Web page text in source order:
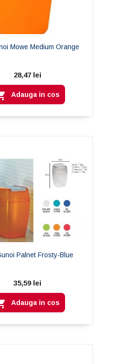
Mowe Medium Orange
28,47 lei
Adauga in cos
Palnet Frosty-Blue
35,59 lei
Adauga in cos